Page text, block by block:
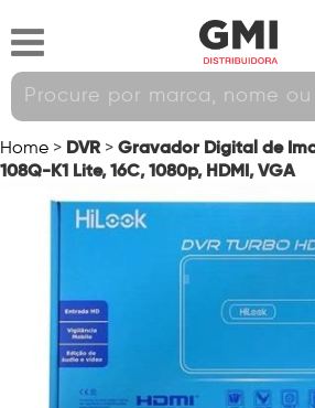
Home > DVR > Gravador Digital de
108Q-K1 Lite, 16C, 1080p, HDMI, VGA